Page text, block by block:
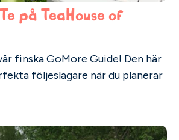
på TeaHouse of
finska GoMore Guide! Den här
följeslagare när du planerar